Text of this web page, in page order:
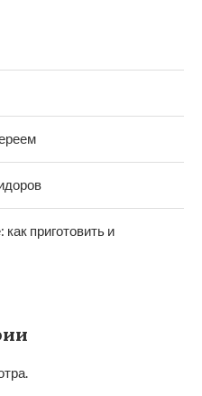
приготовить и